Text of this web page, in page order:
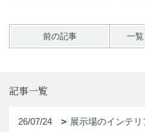
前の記事 一覧
記事一覧
26/07/24
展示場のインテ